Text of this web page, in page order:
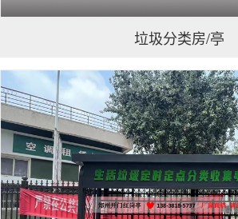
垃圾分类房/亭